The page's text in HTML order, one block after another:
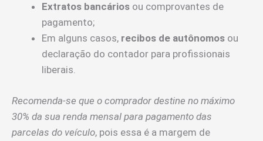
Extratos bancários ou comprovantes de
pagamento;
Em alguns casos, recibos de autônomos ou
declaração do contador para profissionais
liberais.
Recomenda-se que o comprador destine no máximo
30% da sua renda mensal para pagamento das
parcelas do veículo, pois essa é a margem de